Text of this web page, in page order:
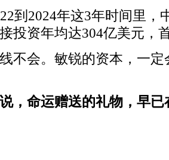
到2024年这3年时间里，
投资年均达304亿美元，
不会。敏锐的资本，一
，命运赠送的礼物，早